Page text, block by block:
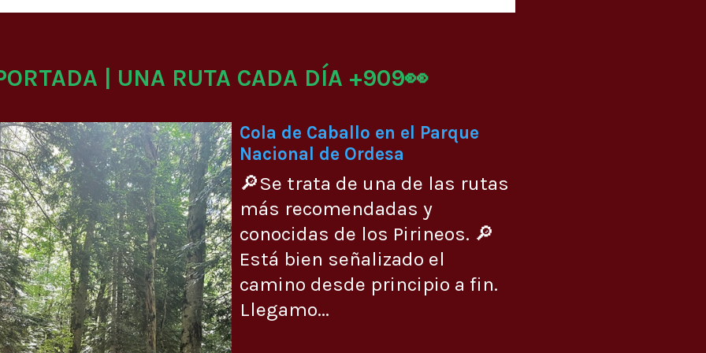
| UNA RUTA CADA DÍA +909👀
Cola de Caballo en el Parque
Nacional de Ordesa
🔎Se trata de una de las rutas
más recomendadas y
conocidas de los Pirineos. 🔎
Está bien señalizado el
camino desde principio a fin.
Llegamo...